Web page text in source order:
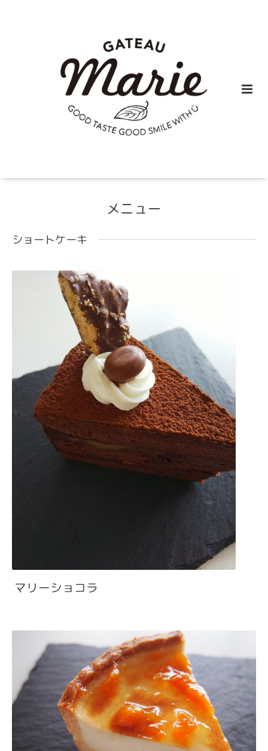
メニュー
ショートケーキ
マリーショコラ